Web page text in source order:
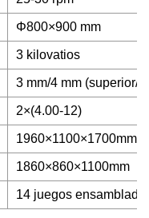
Φ800×900 mm
3 kilovatios
3 mm/4 mm (superior/
2×(4.00-12)
1960×1100×1700mm
1860×860×1100mm
14 juegos